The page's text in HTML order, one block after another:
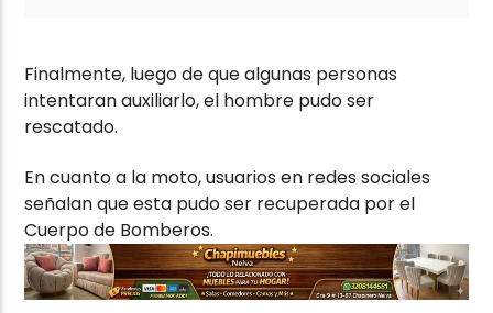
Finalmente, luego de que algunas personas
intentaran auxiliarlo, el hombre pudo ser
rescatado.
En cuanto a la moto, usuarios en redes sociales
señalan que esta pudo ser recuperada por el
Cuerpo de Bomberos.